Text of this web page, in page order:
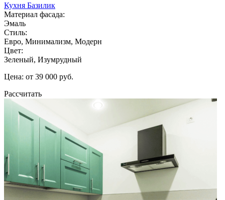
Кухня Базилик
Материал фасада:
Эмаль
Стиль:
Евро, Минимализм, Модерн
Цвет:
Зеленый, Изумрудный
Цена: от 39 000 руб.
Рассчитать